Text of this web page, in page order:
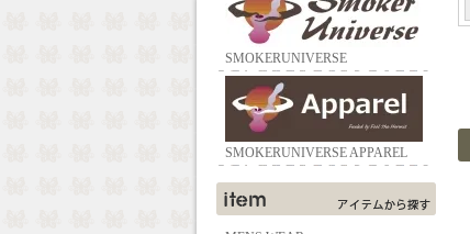
SMOKERUNIVERSE
SMOKERUNIVERSE APPAREL